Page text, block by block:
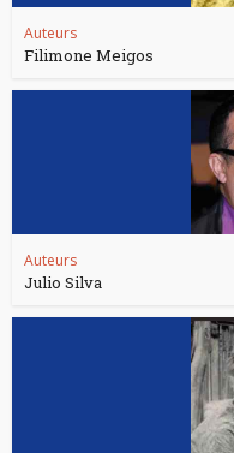
Auteurs
Filimone Meigos
Auteurs
Julio Silva